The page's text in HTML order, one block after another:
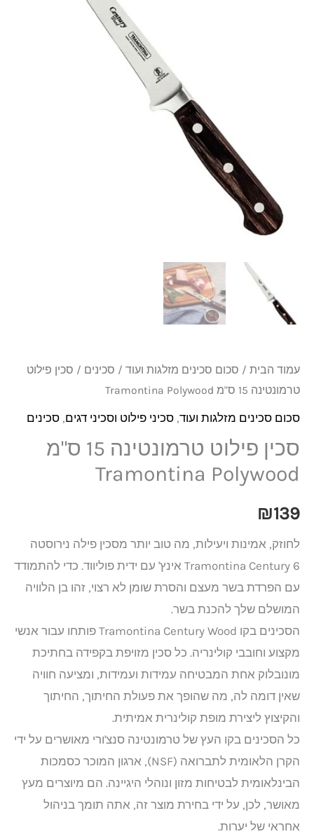
עמוד הבית / סכום סכינים מזלגות ועוד / סכינים / סכין פילוט
טרמונטינה 15 ס"מ Tramontina Polywood
סכום סכינים מזלגות ועוד, סכיני פילוט וסכיני דגים, סכינים
סכין פילוט טרמונטינה 15 ס"מ
Tramontina Polywood
₪139
לחוזק, אמינות ויעילות, מה טוב יותר מסכין פילה נירוסטה
Tramontina Century 6 אינץ' עם ידית פוליווד. כדי להתמודד
עם הפרדת בשר מעצם והסרת שומן לא רצוי, זהו בן הלוויה
המושלם שלך להכנת בשר.
הסכינים בקו Tramontina Century Wood פותחו עבור אנשי
מקצוע וחובבי קולינריה. כל סכין מזויפת בקפידה בחתיכת
מונובלוק אחת המבטיחה עמידות ועמידות, ומציעה חוויה
שאין דומה לה, מה שהופך את פעולת החיתוך, החיתוך
והקיצוץ ליצירת מופת קולינרית אמיתית.
כל הסכינים בקו העץ של טרמונטינה סנצ'ורי מאושרים על ידי
הקרן הלאומית לתברואה (NSF), ארגון המוכר כסמכות
הבינלאומית לבטיחות מזון ונוהלי היגיינה. הם מיוצרים מעץ
מאושר, לכן, על ידי בחירת מוצר זה, אתה תומך בניהול
אחראי של יערות.